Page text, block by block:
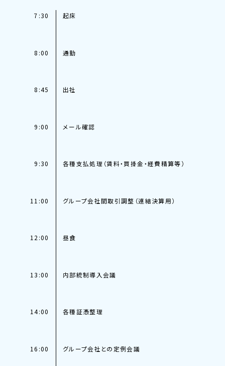
7:30 起床
8:00 通勤
8:45 出社
9:00 メール確認
9:30 各種支払処理（賃料・買掛金・経費精算等）
11:00 グループ会社間取引調整（連結決算用）
12:00 昼食
13:00 内部統制導入会議
14:00 各種証憑整理
16:00 グループ会社との定例会議